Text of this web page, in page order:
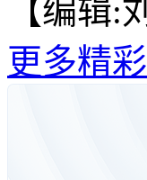
【编辑:
更多精